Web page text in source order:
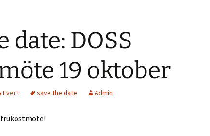
date: DOSS
19 oktober
Event save the date Admin
frukostmöte!